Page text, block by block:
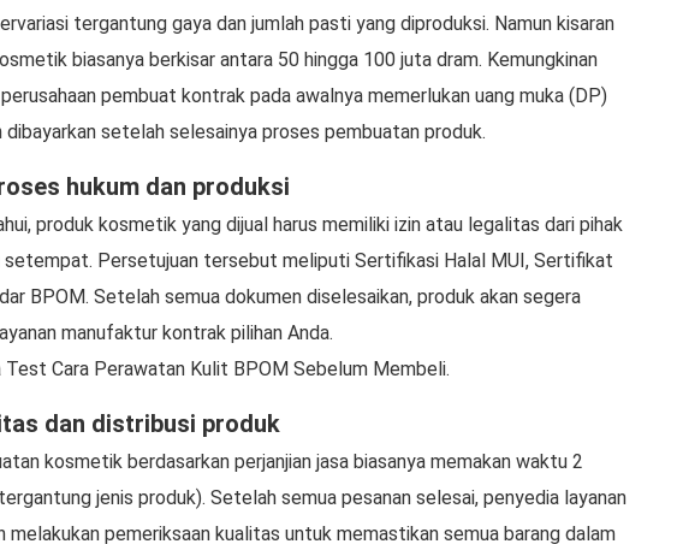
tergantung gaya dan jumlah pasti yang diproduksi. Namun kisaran
biasanya berkisar antara 50 hingga 100 juta dram. Kemungkinan
pembuat kontrak pada awalnya memerlukan uang muka (DP)
dibayarkan setelah selesainya proses pembuatan produk.
hukum dan produksi
produk kosmetik yang dijual harus memiliki izin atau legalitas dari pihak
setempat. Persetujuan tersebut meliputi Sertifikasi Halal MUI, Sertifikat
BPOM. Setelah semua dokumen diselesaikan, produk akan segera
manufaktur kontrak pilihan Anda.
Test Cara Perawatan Kulit BPOM Sebelum Membeli.
dan distribusi produk
kosmetik berdasarkan perjanjian jasa biasanya memakan waktu 2
jenis produk). Setelah semua pesanan selesai, penyedia layanan
melakukan pemeriksaan kualitas untuk memastikan semua barang dalam